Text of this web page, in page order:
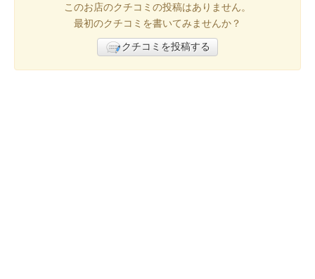
このお店のクチコミの投稿はありません。
最初のクチコミを書いてみませんか？
クチコミを投稿する